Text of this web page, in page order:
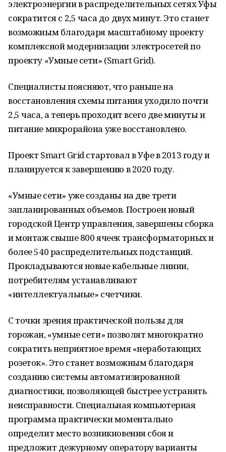
электроэнергии в распределительных сетях Уфы
сократится с 2,5 часа до двух минут. Это станет
возможным благодаря масштабному проекту
комплексной модернизации электросетей по
проекту «Умные сети» (Smart Grid).
Специалисты поясняют, что раньше на
восстановления схемы питания уходило почти
2,5 часа, а теперь проходит всего две минуты и
питание микрорайона уже восстановлено.
Проект Smart Grid стартовал в Уфе в 2013 году и
планируется к завершению в 2020 году.
«Умные сети» уже созданы на две трети
запланированных объемов. Построен новый
городской Центр управления, завершены сборка
и монтаж свыше 800 ячеек трансформаторных и
более 540 распределительных подстанций.
Прокладываются новые кабельные линии,
потребителям устанавливают
«интеллектуальные» счетчики.
С точки зрения практической пользы для
горожан, «умные сети» позволят многократно
сократить неприятное время «неработающих
розеток». Это станет возможным благодаря
созданию системы автоматизированной
диагностики, позволяющей быстрее устранять
неисправности. Специальная компьютерная
программа практически моментально
определит место возникновения сбоя и
предложит дежурному оператору варианты